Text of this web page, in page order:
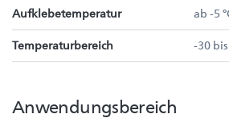
Aufklebetemperatur ab -5
Temperaturbereich -30 bis
Anwendungsbereich